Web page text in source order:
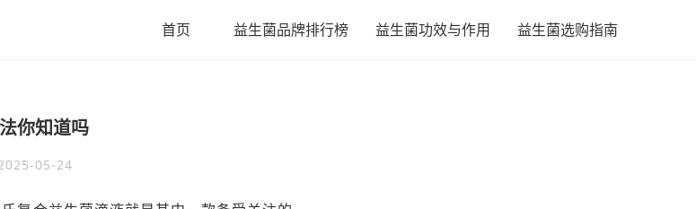
首页 益生菌品牌排行榜 益生菌功效与作用 益生菌选购指南
你知道吗
05-24